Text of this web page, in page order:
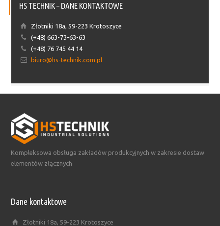
HS TECHNIK – DANE KONTAKTOWE
Złotniki 18a, 59-223 Krotoszyce
(+48) 663-73-63-63
(+48) 76 745 44 14
biuro@hs-technik.com.pl
Kompleksowa obsługa zakładów produkcyjnych w zakresie dostaw
elementów złącznych
Dane kontaktowe
Złotniki 18a, 59-223 Krotoszyce